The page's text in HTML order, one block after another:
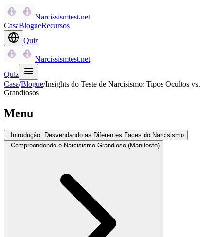
Narcissismtest.net
CasaBlogueRecursos
Quiz
Narcissismtest.net
Quiz
Casa/Blogue/Insights do Teste de Narcisismo: Tipos Ocultos vs.
Grandiosos
Menu
Introdução: Desvendando as Diferentes Faces do Narcisismo
Compreendendo o Narcisismo Grandioso (Manifesto)